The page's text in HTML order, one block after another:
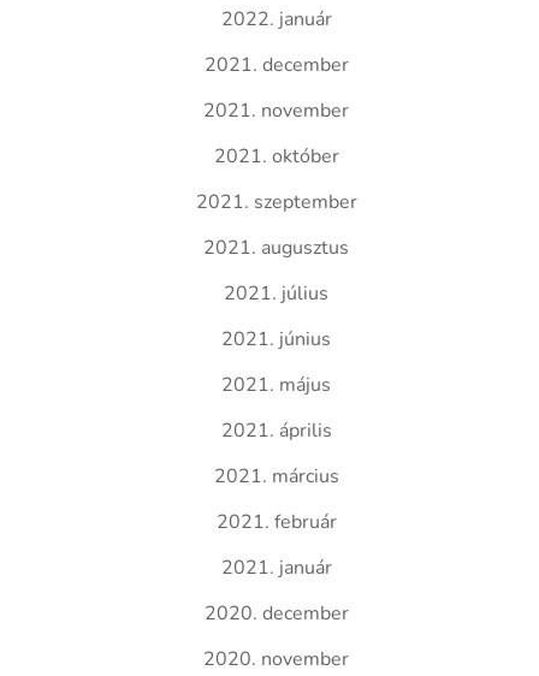
2022. január
2021. december
2021. november
2021. október
2021. szeptember
2021. augusztus
2021. július
2021. június
2021. május
2021. április
2021. március
2021. február
2021. január
2020. december
2020. november